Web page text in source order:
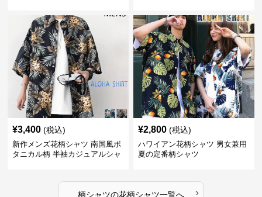
¥3,400 (税込)
新作メンズ花柄シャツ 南国風ボ
タニカル柄 半袖カジュアルシャ
¥2,800 (税込)
ハワイアン花柄シャツ 男女兼用
夏の定番柄シャツ
柄シャツの花柄シャツ一覧へ ›